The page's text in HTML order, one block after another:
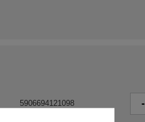
5906694121098 -